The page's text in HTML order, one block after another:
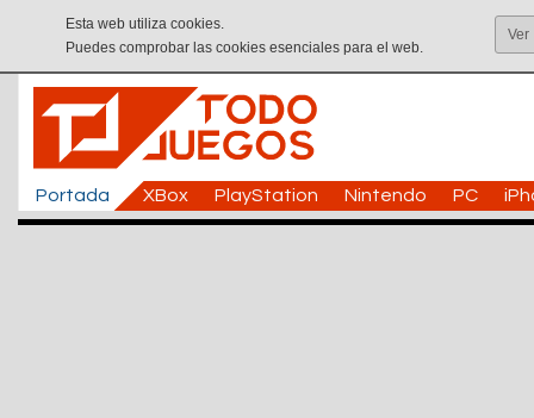
Esta web utiliza cookies.
Puedes comprobar las cookies esenciales para el web.
Ver
Portada XBox PlayStation Nintendo PC